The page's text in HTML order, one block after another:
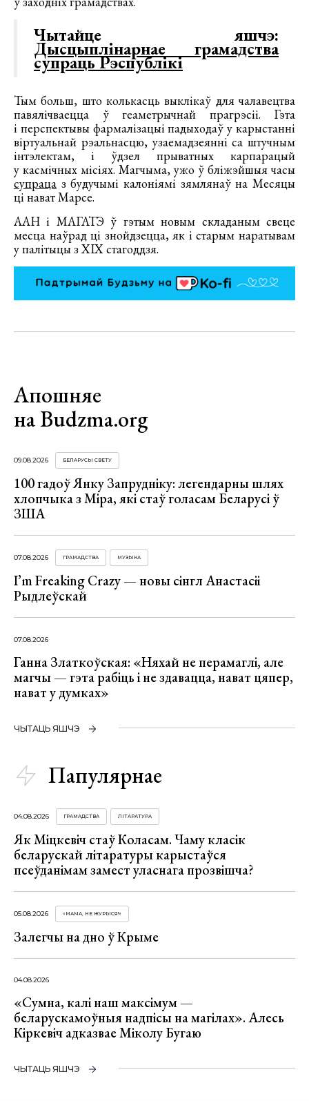
Чытайце яшчэ:
Дысцыплінарнае грамадства
супраць Рэспублікі
Тым больш, што колькасць выклікаў для чалавецтва
павялічваецца ў геаметрычнай прагрэсіі. Гэта
і перспектывы фармалізацыі падыходаў у карыстанні
віртуальнай рэальнасцю, узаемадзеянні са штучным
інтэлектам, і ўдзел прыватных карпарацый
у касмічных місіях. Магчыма, ужо ў бліжэйшыя часы
супраца з будучымі калоніямі зямлянаў на Месяцы
ці нават Марсе.
ААН і МАГАТЭ ў гэтым новым складаным свеце
месца наўрад ці знойдзецца, як і старым наратывам
у палітыцы з XIX стагоддзя.
Апошняе
на Budzma.org
09.08.2026 БЕЛАРУСЫ СВЕТУ
100 гадоў Янку Запрудніку: легендарны шлях
хлопчыка з Міра, які стаў голасам Беларусі ў
ЗША
07.08.2026 ГРАМАДСТВА МУЗЫКА
I’m Freaking Crazy — новы сінгл Анастасіі
Рыдлеўскай
07.08.2026
Ганна Златкоўская: «Няхай не перамаглі, але
магчы — гэта рабіць і не здавацца, нават цяпер,
нават у думках»
ЧЫТАЦЬ ЯШЧЭ
Папулярнае
04.08.2026 ГРАМАДСТВА ЛІТАРАТУРА
Як Міцкевіч стаў Коласам. Чаму класік
беларускай літаратуры карыстаўся
псеўданімам замест уласнага прозвішча?
05.08.2026 «МАМА, НЕ ЖУРЫСЯ!»
Залегчы на дно ў Крыме
04.08.2026
«Сумна, калі наш максімум —
беларускамоўныя надпісы на магілах». Алесь
Кіркевіч адказвае Міколу Бугаю
ЧЫТАЦЬ ЯШЧЭ